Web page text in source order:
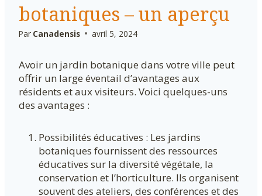
botaniques – un aperçu
Par Canadensis avril 5, 2024
Avoir un jardin botanique dans votre ville peut
offrir un large éventail d’avantages aux
résidents et aux visiteurs. Voici quelques-uns
des avantages :
Possibilités éducatives : Les jardins
botaniques fournissent des ressources
éducatives sur la diversité végétale, la
conservation et l’horticulture. Ils organisent
souvent des ateliers, des conférences et des